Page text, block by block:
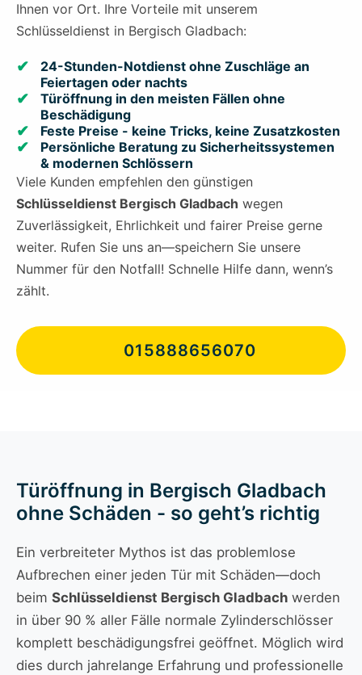
Ihnen vor Ort. Ihre Vorteile mit unserem
Schlüsseldienst in Bergisch Gladbach:
24-Stunden-Notdienst ohne Zuschläge an
Feiertagen oder nachts
Türöffnung in den meisten Fällen ohne
Beschädigung
Feste Preise - keine Tricks, keine Zusatzkosten
Persönliche Beratung zu Sicherheitssystemen
& modernen Schlössern
Viele Kunden empfehlen den günstigen
Schlüsseldienst Bergisch Gladbach wegen
Zuverlässigkeit, Ehrlichkeit und fairer Preise gerne
weiter. Rufen Sie uns an—speichern Sie unsere
Nummer für den Notfall! Schnelle Hilfe dann, wenn’s
zählt.
015888656070
Türöffnung in Bergisch Gladbach
ohne Schäden - so geht’s richtig
Ein verbreiteter Mythos ist das problemlose
Aufbrechen einer jeden Tür mit Schäden—doch
beim Schlüsseldienst Bergisch Gladbach werden
in über 90 % aller Fälle normale Zylinderschlösser
komplett beschädigungsfrei geöffnet. Möglich wird
dies durch jahrelange Erfahrung und professionelle